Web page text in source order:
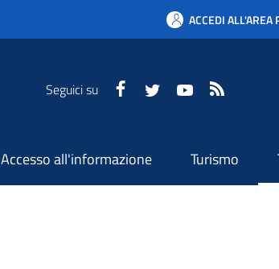
ACCEDI ALL'AREA
Seguici su FacebookTwitter YouTube
Accesso all'informazione Turismo